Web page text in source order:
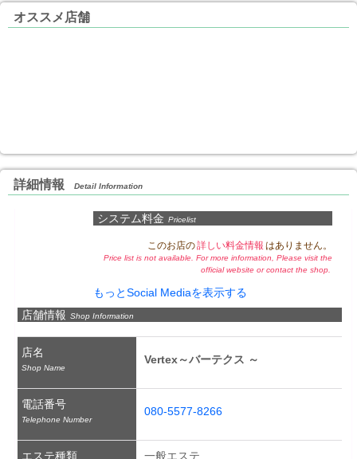
オススメ店舗
詳細情報 Detail Information
システム料金 Pricelist
このお店の詳しい料金情報 はありません。
Price list is not available. For more information, Please visit the
official website or contact the shop.
もっとSocial Mediaを表示する
店舗情報 Shop Information
店名
Shop Name
Vertex～バーテクス ～
電話番号
Telephone Number
080-5577-8266
エステ種類 一般エステ